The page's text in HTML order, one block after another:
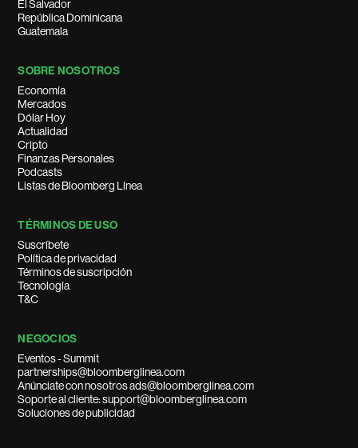
El Salvador
República Dominicana
Guatemala
SOBRE NOSOTROS
Economía
Mercados
Dólar Hoy
Actualidad
Cripto
Finanzas Personales
Podcasts
Listas de Bloomberg Línea
TÉRMINOS DE USO
Suscríbete
Política de privacidad
Términos de suscripción
Tecnología
T&C
NEGOCIOS
Eventos - Summit
partnerships@bloomberglinea.com
Anúnciate con nosotros ads@bloomberglinea.com
Soporte al cliente: support@bloomberglinea.com
Soluciones de publicidad